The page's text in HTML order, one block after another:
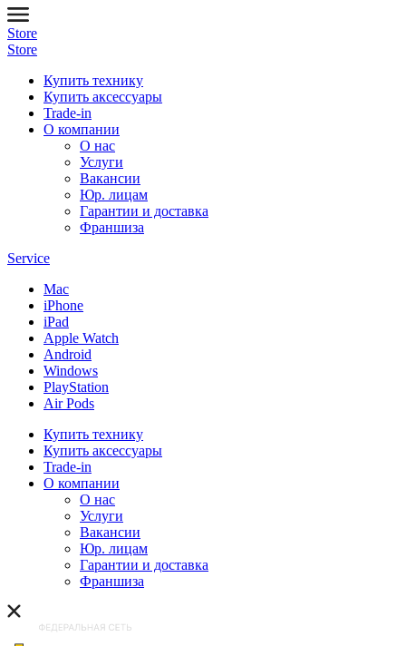
Store
Store
Купить технику
Купить аксессуары
Trade-in
О компании
О нас
Услуги
Вакансии
Юр. лицам
Гарантии и доставка
Франшиза
Service
Mac
iPhone
iPad
Apple Watch
Android
Windows
PlayStation
Air Pods
Купить технику
Купить аксессуары
Trade-in
О компании
О нас
Услуги
Вакансии
Юр. лицам
Гарантии и доставка
Франшиза